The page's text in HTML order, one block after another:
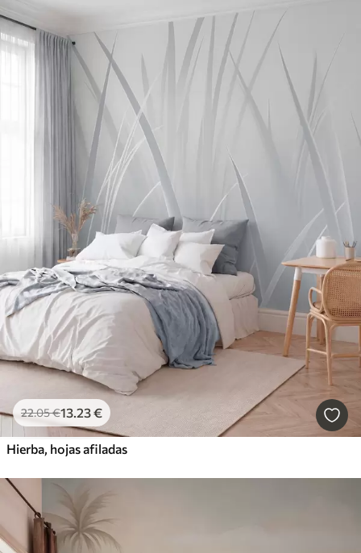
22.05€13 .23€
Hierba, hojas afiladas